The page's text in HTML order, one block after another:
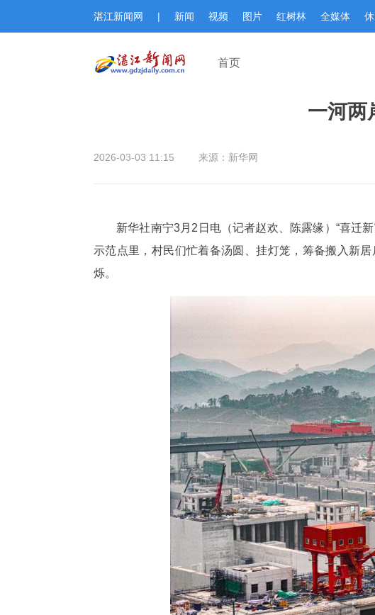
湛江新闻网 | 新闻 视频 图片 红树林 全媒体
首页
一河两
2026-03-03 11:15 来源：新华网
新华社南宁3月2日电（记者赵欢、陈露缘）“喜迁
示范点里，村民们忙着备汤圆、挂灯笼，筹备搬入新
烁。